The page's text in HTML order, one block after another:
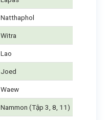
Natthaphol
Witra
Lao
Joed
Waew
Nammon (Tập 3, 8, 11)